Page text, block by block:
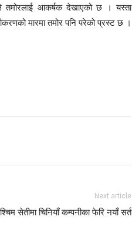
तमोरलाई आकर्षक देखाएको छ । यस्ता
मारमा तमोर पनि परेको प्रस्ट छ ।
Next article
सेतीमा चिनियाँ कम्पनीका फेरि नयाँ सर्त